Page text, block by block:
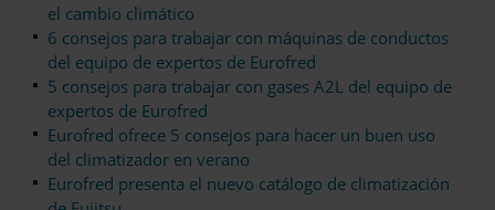
el cambio climático
6 consejos para trabajar con máquinas de conductos
del equipo de expertos de Eurofred
5 consejos para trabajar con gases A2L del equipo de
expertos de Eurofred
Eurofred ofrece 5 consejos para hacer un buen uso
del climatizador en verano
Eurofred presenta el nuevo catálogo de climatización